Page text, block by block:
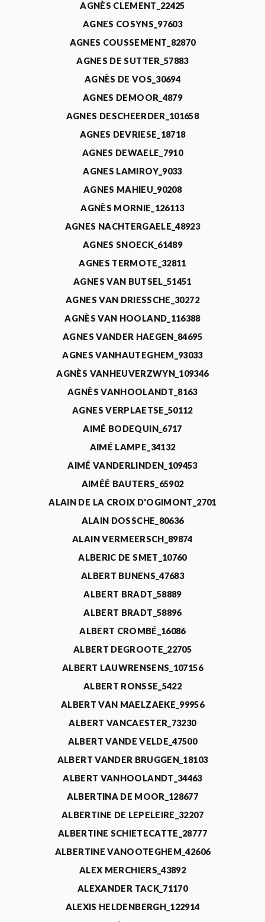
AGNÈS CLEMENT_22425
AGNES COSYNS_97603
AGNES COUSSEMENT_82870
AGNES DE SUTTER_57883
AGNÈS DE VOS_30694
AGNES DEMOOR_4879
AGNES DESCHEERDER_101658
AGNES DEVRIESE_18718
AGNES DEWAELE_7910
AGNES LAMIROY_9033
AGNES MAHIEU_90208
AGNÈS MORNIE_126113
AGNES NACHTERGAELE_48923
AGNES SNOECK_61489
AGNES TERMOTE_32811
AGNES VAN BUTSEL_51451
AGNES VAN DRIESSCHE_30272
AGNÈS VAN HOOLAND_116388
AGNES VANDER HAEGEN_84695
AGNES VANHAUTEGHEM_93033
AGNÈS VANHEUVERZWYN_109346
AGNÈS VANHOOLANDT_8163
AGNES VERPLAETSE_50112
AIMÉ BODEQUIN_6717
AIMÉ LAMPE_34132
AIMÉ VANDERLINDEN_109453
AIMÉÉ BAUTERS_65902
ALAIN DE LA CROIX D'OGIMONT_2701
ALAIN DOSSCHE_80636
ALAIN VERMEERSCH_89874
ALBERIC DE SMET_10760
ALBERT BIJNENS_47683
ALBERT BRADT_58889
ALBERT BRADT_58896
ALBERT CROMBÉ_16086
ALBERT DEGROOTE_22705
ALBERT LAUWRENSENS_107156
ALBERT RONSSE_5422
ALBERT VAN MAELZAEKE_99956
ALBERT VANCAESTER_73230
ALBERT VANDE VELDE_47500
ALBERT VANDER BRUGGEN_18103
ALBERT VANHOOLANDT_34463
ALBERTINA DE MOOR_128677
ALBERTINE DE LEPELEIRE_32207
ALBERTINE SCHIETECATTE_28777
ALBERTINE VANOOTEGHEM_42606
ALEX MERCHIERS_43892
ALEXANDER TACK_71170
ALEXIS HELDENBERGH_122914